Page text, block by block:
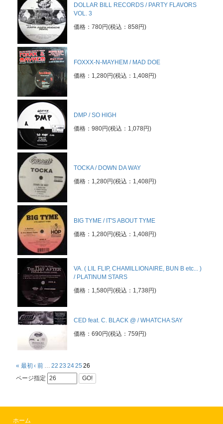
DOLLAR BILL RECORDS / PARTY FLAVORS
VOL. 3
価格：780円(税込：858円)
FOXXX-N-MAYHEM / MAD DOE
価格：1,280円(税込：1,408円)
DMP / SO HIGH
価格：980円(税込：1,078円)
TOCKA / DOWN DA WAY
価格：1,280円(税込：1,408円)
BIG TYME / IT'S ABOUT TYME
価格：1,280円(税込：1,408円)
VA. ( LIL FLIP, CHAMILLIONAIRE, BUN B etc... )
/ PLATINUM STARS
価格：1,580円(税込：1,738円)
CED feat. C. BLACK @ / WHATCHA SAY
価格：690円(税込：759円)
« 最初 ‹ 前 … 22 23 2425 26
ページ指定
GO!
ホーム